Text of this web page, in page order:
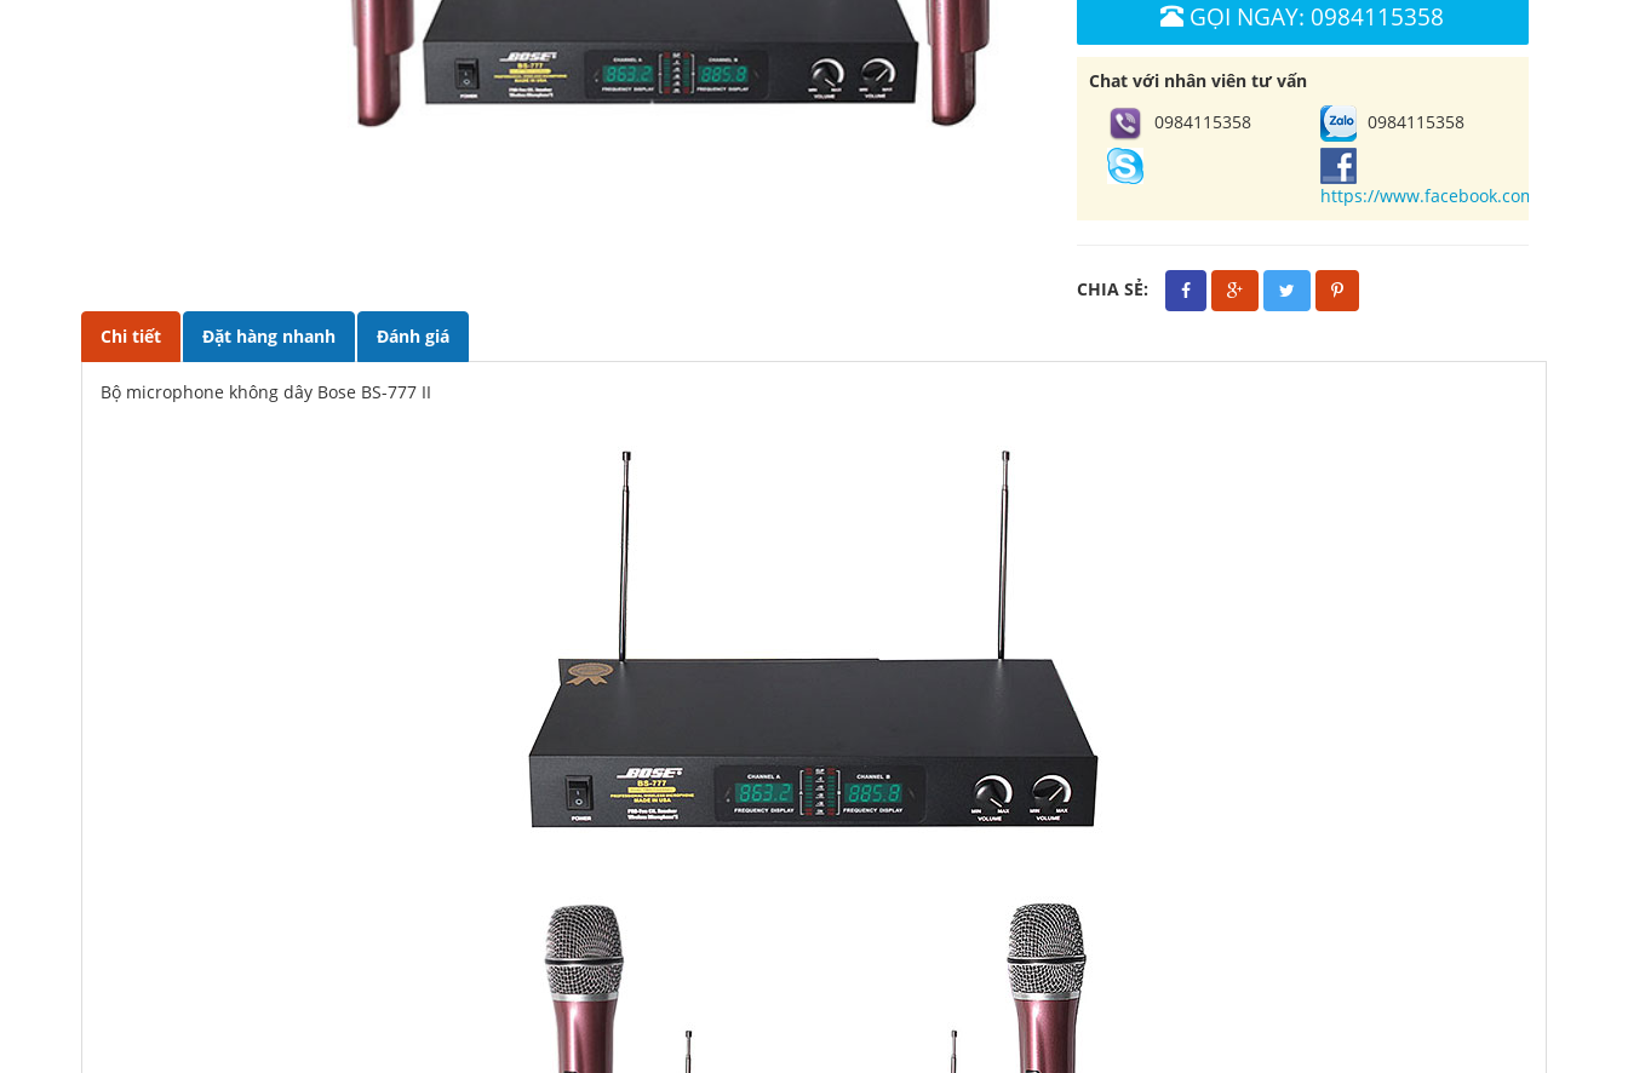
GỌI NGAY: 0984115358
Chat với nhân viên tư vấn
0984115358
0984115358
https://www.facebook.com/
CHIA SẺ:
Chi tiết Đặt hàng nhanh Đánh giá
Bộ microphone không dây Bose BS-777 II